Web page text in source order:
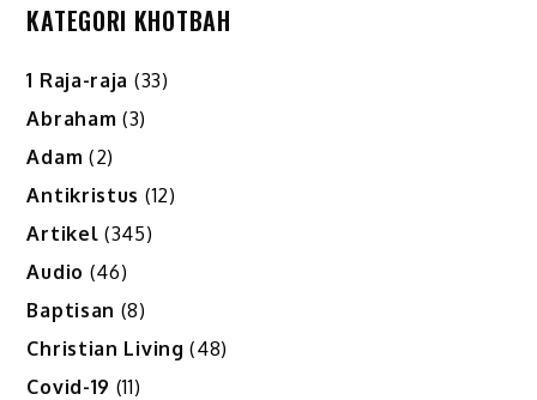
KATEGORI KHOTBAH
1 Raja-raja (33)
Abraham (3)
Adam (2)
Antikristus (12)
Artikel (345)
Audio (46)
Baptisan (8)
Christian Living (48)
Covid-19 (11)